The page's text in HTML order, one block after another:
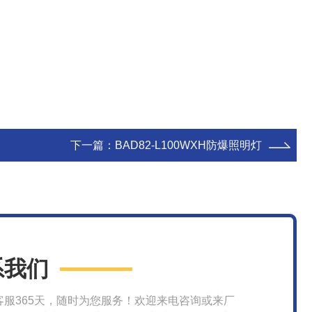
下一篇： BAD82-L100WXH防爆照明灯
们
服365天，随时为您服务！欢迎来电咨询或来厂